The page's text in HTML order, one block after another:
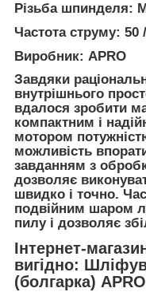
Різьба шпинделя:
Частота струму: 50
Виробник: APRO
Завдяки
внутрішнього
вдалося зробити
компактним і
мотором
можливість
завданням з
дозволяє
швидко і точно.
подвійним шаром
пилу і дозволяє
Інтернет-
вигідно:
(болгарка)